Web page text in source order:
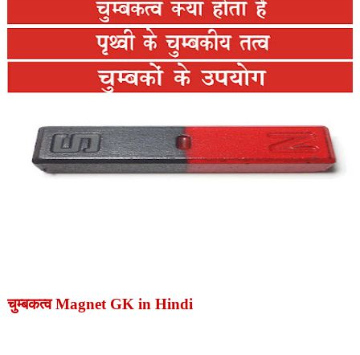
चुम्बकत्वMagnet GK in Hindi